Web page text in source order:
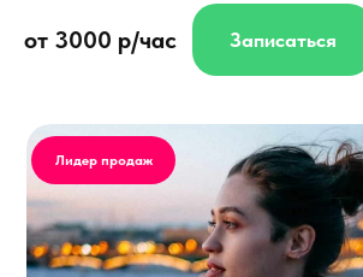
Лидер продаж
от 3000 р/час Записаться